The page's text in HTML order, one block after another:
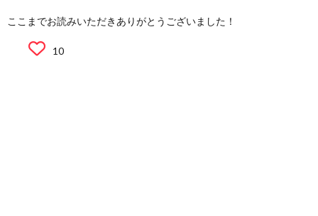
ここまでお読みいただきありがとうございました！
10